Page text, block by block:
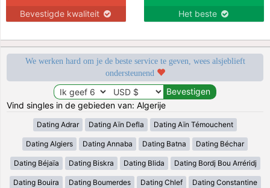
Bevestigde kwaliteit Het beste
We werken hard om je de beste service te geven, wees alsjeblieft
ondersteunend
Vind singles in de gebieden van: Algerije
Dating Adrar Dating Aïn Defla Dating Aïn Témouchent
Dating Algiers Dating Annaba Dating Batna Dating Béchar
Dating Béjaïa Dating Biskra Dating Blida Dating Bordj Bou Arréridj
Dating Bouira Dating Boumerdes Dating Chlef Dating Constantine